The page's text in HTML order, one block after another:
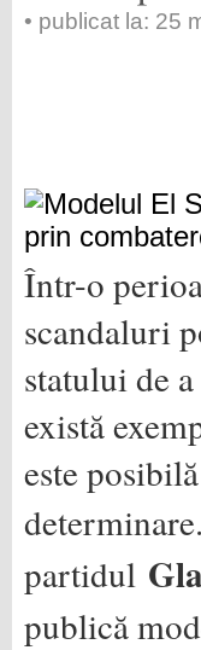
• publicat la: 25
Într-o
scandaluri
statului de
există
este
partidul
publică